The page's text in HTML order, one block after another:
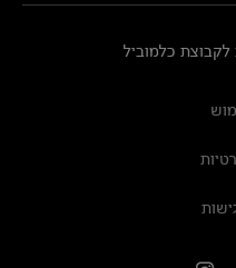
כלמוביל